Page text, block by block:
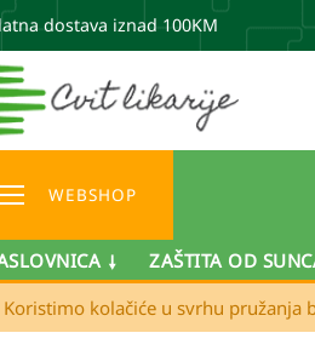
dostava iznad 100KM
WEBSHOP
ZAŠTITA OD
Koristimo kolačiće u svrhu pružanja